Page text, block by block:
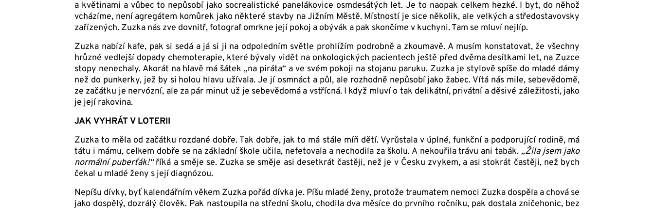
a květinami a vůbec to nepůsobí jako socrealistické panelákovice osmdesátých let. Je to naopak celkem hezké. I byt, do něhož
vcházíme, není agregátem komůrek jako některé stavby na Jižním Městě. Místností je sice několik, ale velkých a středostavovsky
zařízených. Zuzka nás zve dovnitř, fotograf omrkne její pokoj a obývák a pak skončíme v kuchyni. Tam se mluví nejlíp.
Zuzka nabízí kafe, pak si sedá a já si ji na odpoledním světle prohlížím podrobně a zkoumavě. A musím konstatovat, že všechny
hrůzné vedlejší dopady chemoterapie, které bývaly vidět na onkologických pacientech ještě před dvěma desítkami let, na Zuzce
stopy nenechaly. Akorát na hlavě má šátek „na piráta“ a ve svém pokoji na stojanu paruku. Zuzka je stylově spíše do mladé dámy
než do punkerky, jež by si holou hlavu užívala. Je jí osmnáct a půl, ale rozhodně nepůsobí jako žabec. Vítá nás mile, sebevědomě,
ze začátku je nervózní, ale za pár minut už je sebevědomá a vstřícná. I když mluví o tak delikátní, privátní a děsivé záležitosti, jako
je její rakovina.
JAK VYHRÁT V LOTERII
Zuzka to měla od začátku rozdané dobře. Tak dobře, jak to má stále míň dětí. Vyrůstala v úplné, funkční a podporující rodině, má
tátu i mámu, celkem dobře se na základní škole učila, nefetovala a nechodila za školu. A nekouřila trávu ani tabák. „Žila jsem jako
normální puberťák!“říká a směje se. Zuzka se směje asi desetkrát častěji, než je v Česku zvykem, a asi stokrát častěji, než bych
čekal u mladé ženy s její diagnózou.
Nepíšu dívky, byť kalendářním věkem Zuzka pořád dívka je. Píšu mladé ženy, protože traumatem nemoci Zuzka dospěla a chová se
jako dospělý, dozrálý člověk. Pak nastoupila na střední školu, chodila dva měsíce do prvního ročníku, pak dostala zničehonic, bez